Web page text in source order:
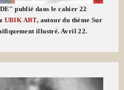
publié dans le cahier 22
UBIK ART, autour du thème Sur
illustré. Avril 22.